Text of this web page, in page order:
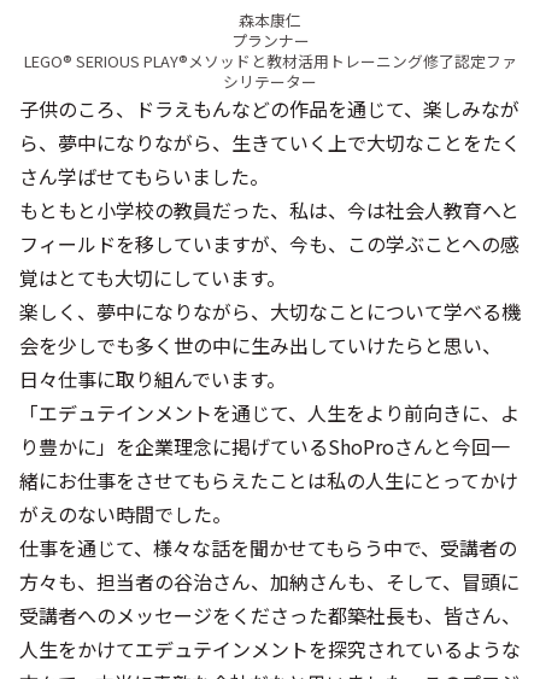
森本康仁
プランナー
LEGO® SERIOUS PLAY®メソッドと教材活用トレーニング修了認定ファ
シリテーター
子供のころ、ドラえもんなどの作品を通じて、楽しみなが
ら、夢中になりながら、生きていく上で大切なことをたく
さん学ばせてもらいました。
もともと小学校の教員だった、私は、今は社会人教育へと
フィールドを移していますが、今も、この学ぶことへの感
覚はとても大切にしています。
楽しく、夢中になりながら、大切なことについて学べる機
会を少しでも多く世の中に生み出していけたらと思い、
日々仕事に取り組んでいます。
「エデュテインメントを通じて、人生をより前向きに、よ
り豊かに」を企業理念に掲げているShoProさんと今回一
緒にお仕事をさせてもらえたことは私の人生にとってかけ
がえのない時間でした。
仕事を通じて、様々な話を聞かせてもらう中で、受講者の
方々も、担当者の谷治さん、加納さんも、そして、冒頭に
受講者へのメッセージをくださった都築社長も、皆さん、
人生をかけてエデュテインメントを探究されているような